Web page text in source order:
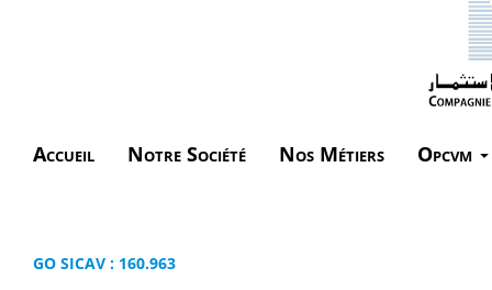
Accueil Notre Société Nos Métiers Opcvm
GO SICAV : 160.963